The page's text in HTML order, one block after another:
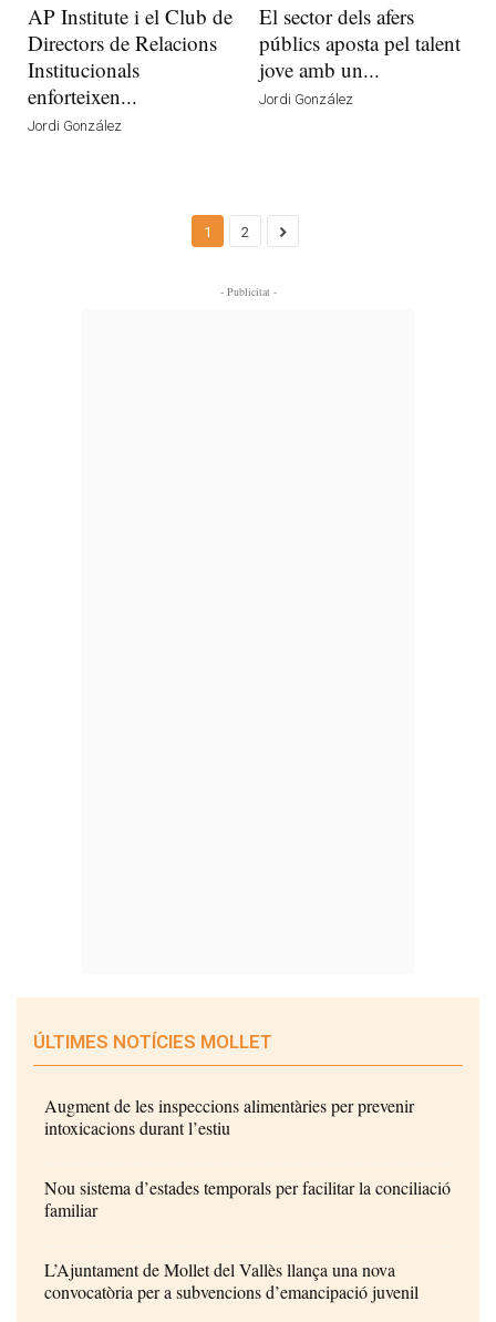
AP Institute i el Club de
Directors de Relacions
Institucionals
enforteixen...
Jordi González
El sector dels afers
públics aposta pel talent
jove amb un...
Jordi González
1 2
- Publicitat -
ÚLTIMES NOTÍCIES MOLLET
Augment de les inspeccions alimentàries per prevenir
intoxicacions durant l’estiu
Nou sistema d’estades temporals per facilitar la conciliació
familiar
L’Ajuntament de Mollet del Vallès llança una nova
convocatòria per a subvencions d’emancipació juvenil